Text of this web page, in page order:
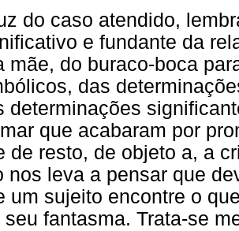
do caso atendido,
e fundante da
mãe, do buraco-boca
das
determinações
que acabaram por
de resto, de objeto a, a
nos leva a pensar que
um sujeito encontre o
seu fantasma. Trata-se